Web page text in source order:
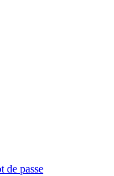
de passe